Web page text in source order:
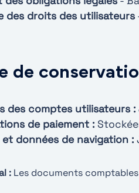
des droits des utilisateurs
de
des comptes utilisateurs :
de paiement :
et données de navigation :
: Les documents